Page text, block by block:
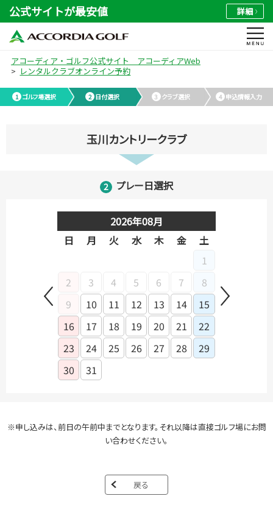
公式サイトが最安値 詳細
アコーディア・ゴルフ公式サイト アコーディアWeb
レンタルクラブオンライン予約
ゴルフ場選択 日付選択 クラブ選択 申込情報入力
玉川カントリークラブ
プレー日選択
2026年08月
日
月 火 水 木 金
土
1
2
3 4 5 6 7
8
9
10 11 12 13 14
15
16
17 18 19 20 21
22
23
24 25 26 27 28
29
30
31
※申し込みは、前日の午前中までとなります。それ以降は直接ゴルフ場にお問
い合わせください。
戻る